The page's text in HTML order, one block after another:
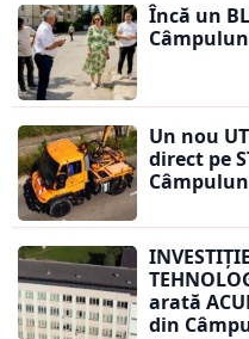
Încă un
Un nou
direct pe
arată
din